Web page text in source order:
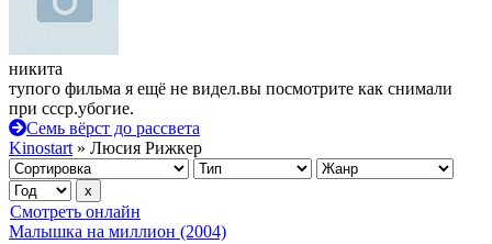
никита
тупого фильма я ещё не видел.вы посмотрите как снимали
при ссср.убогие.
Семь вёрст до рассвета
Kinostart » Люсия Рижкер
Смотреть онлайн
Малышка на миллион (2004)